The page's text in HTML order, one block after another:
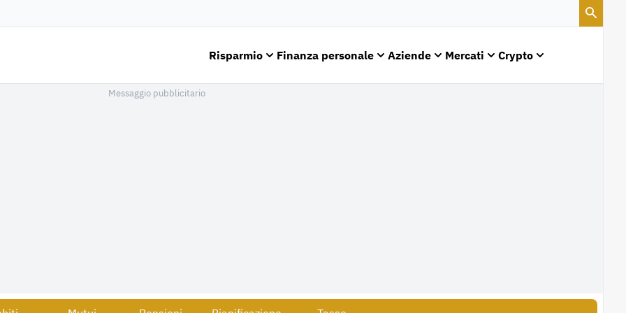
Risparmio Finanza personale Aziende Mercati Crypto
Messaggio pubblicitario